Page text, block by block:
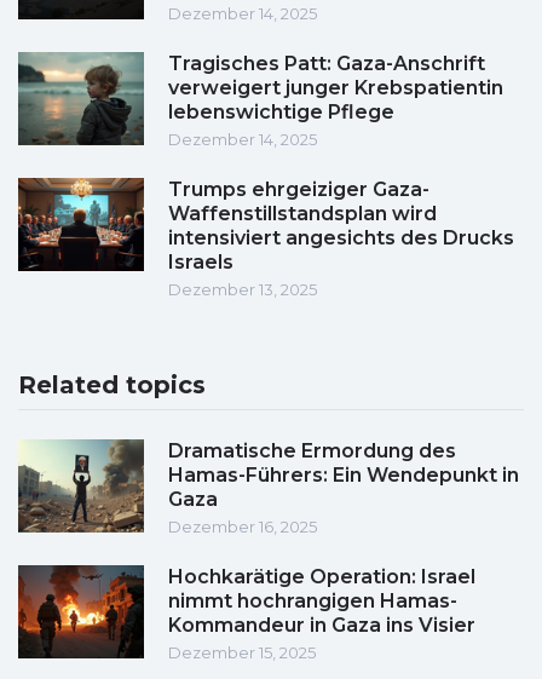
Dezember 14, 2025
Tragisches Patt: Gaza-Anschrift
verweigert junger Krebspatientin
lebenswichtige Pflege
Dezember 14, 2025
Trumps ehrgeiziger Gaza-
Waffenstillstandsplan wird
intensiviert angesichts des Drucks
Israels
Dezember 13, 2025
Related topics
Dramatische Ermordung des
Hamas-Führers: Ein Wendepunkt in
Gaza
Dezember 16, 2025
Hochkarätige Operation: Israel
nimmt hochrangigen Hamas-
Kommandeur in Gaza ins Visier
Dezember 15, 2025